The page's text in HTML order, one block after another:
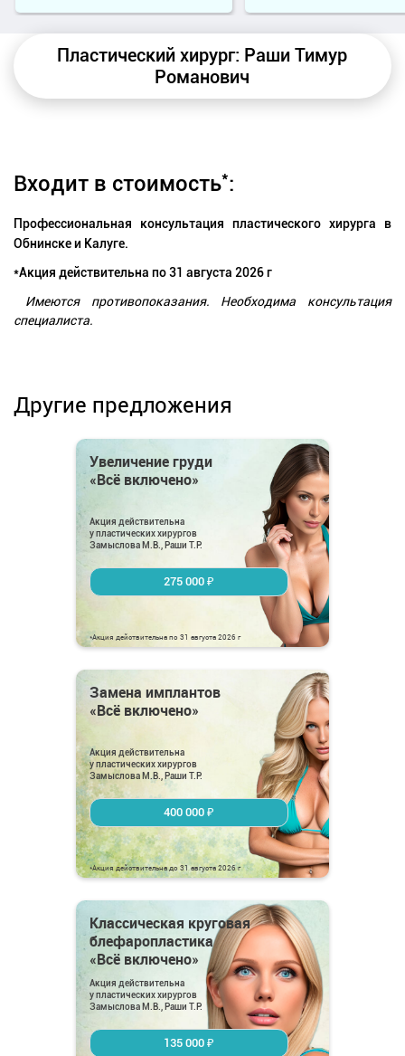
Пластический хирург: Раши Тимур
Романович
Входит в стоимость*:
Профессиональная консультация пластического хирурга в
Обнинске и Калуге.
*Акция действительна по 31 августа 2026 г
Имеются противопоказания. Необходима консультация
специалиста.
Другие предложения
Увеличение груди
«Всё включено»
Акция действительна
у пластических хирургов
Замыслова М.В., Раши Т.Р.
275 000 ₽
*Акция действительна по 31 августа 2026 г
Замена имплантов
«Всё включено»
Акция действительна
у пластических хирургов
Замыслова М.В., Раши Т.Р.
400 000 ₽
*Акция действительна до 31 августа 2026 г
Классическая круговая
блефаропластика
«Всё включено»
Акция действительна
у пластических хирургов
Замыслова М.В., Раши Т.Р.
135 000 ₽